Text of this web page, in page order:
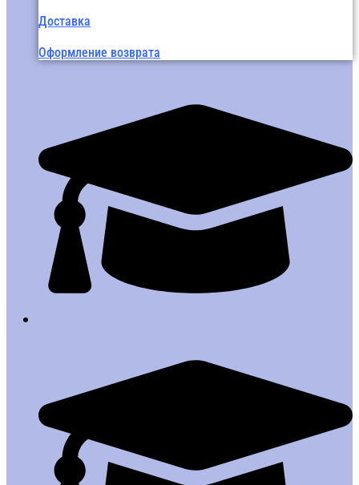
Доставка
Оформление возврата